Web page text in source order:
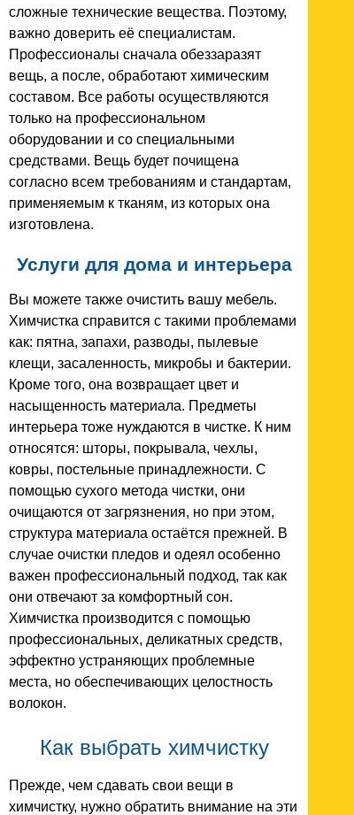
сложные технические вещества. Поэтому,
важно доверить её специалистам.
Профессионалы сначала обеззаразят
вещь, а после, обработают химическим
составом. Все работы осуществляются
только на профессиональном
оборудовании и со специальными
средствами. Вещь будет почищена
согласно всем требованиям и стандартам,
применяемым к тканям, из которых она
изготовлена.
Услуги для дома и интерьера
Вы можете также очистить вашу мебель.
Химчистка справится с такими проблемами
как: пятна, запахи, разводы, пылевые
клещи, засаленность, микробы и бактерии.
Кроме того, она возвращает цвет и
насыщенность материала. Предметы
интерьера тоже нуждаются в чистке. К ним
относятся: шторы, покрывала, чехлы,
ковры, постельные принадлежности. С
помощью сухого метода чистки, они
очищаются от загрязнения, но при этом,
структура материала остаётся прежней. В
случае очистки пледов и одеял особенно
важен профессиональный подход, так как
они отвечают за комфортный сон.
Химчистка производится с помощью
профессиональных, деликатных средств,
эффектно устраняющих проблемные
места, но обеспечивающих целостность
волокон.
Как выбрать химчистку
Прежде, чем сдавать свои вещи в
химчистку, нужно обратить внимание на эти